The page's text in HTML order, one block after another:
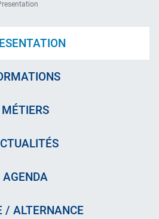
MÉTIERS
AGENDA
/ ALTERNANCE